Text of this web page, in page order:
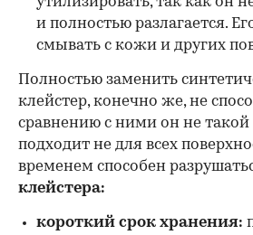
и полностью разлагается.
смывать с кожи и других
Полностью заменить
клейстер, конечно же, не
сравнению с ними он не
подходит не для всех
временем способен
клейстера:
короткий срок хранения: